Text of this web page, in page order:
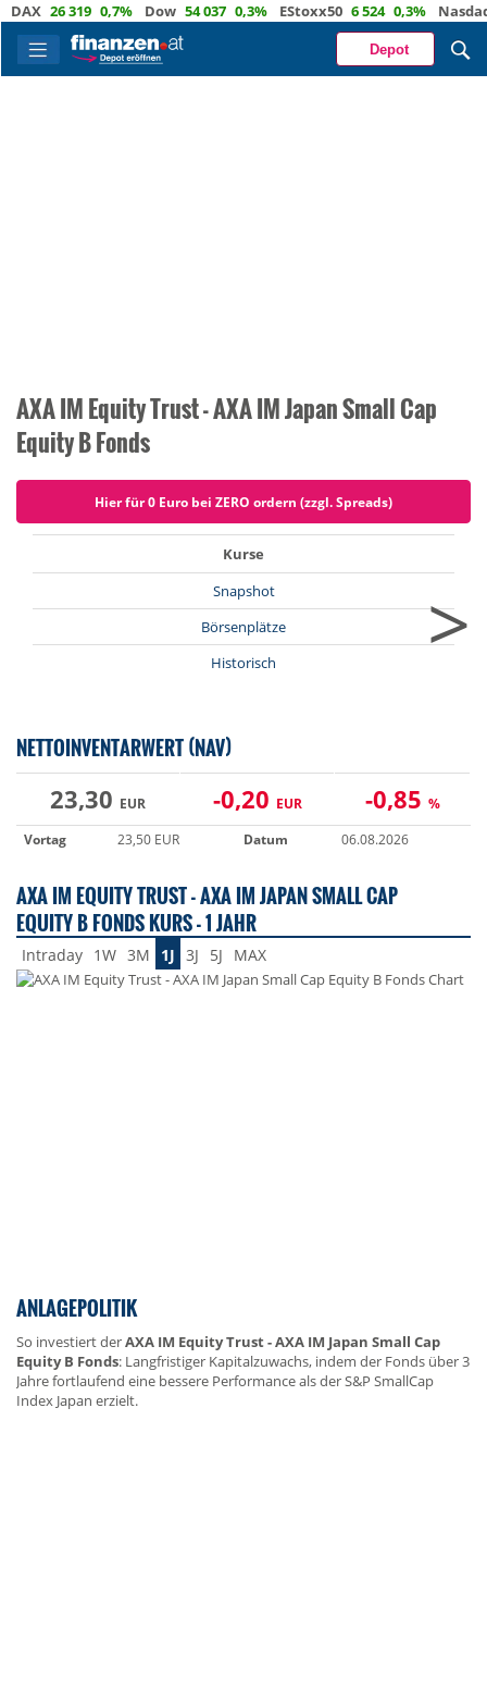
26 319 0,7% Dow 54 037 0,3% EStoxx50 6 524 0,3% Nasdaq 29
Depot
AXA IM Equity Trust - AXA IM Japan Small Cap
Equity B Fonds
Hier für 0 Euro bei ZERO ordern (zzgl. Spreads)
Kurse
Snapshot
Börsenplätze
Historisch
>
NETTOINVENTARWERT (NAV)
23,30 EUR -0,20 EUR -0,85 %
Vortag
23,50 EUR Datum 06.08.2026
AXA IM EQUITY TRUST - AXA IM JAPAN SMALL CAP
EQUITY B FONDS KURS - 1 JAHR
Intraday 1W 3M 1J 3J 5J MAX
ANLAGEPOLITIK
So investiert derAXA IM Equity Trust - AXA IM Japan Small Cap
Equity B Fonds: Langfristiger Kapitalzuwachs, indem der Fonds über 3
Jahre fortlaufend eine bessere Performance als der S&P SmallCap
Index Japan erzielt.